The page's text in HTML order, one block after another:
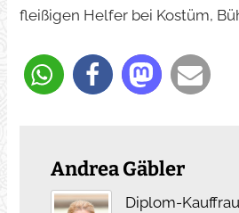
fleißigen Helfer bei Kostüm,
Andrea Gäbler
Diplom-